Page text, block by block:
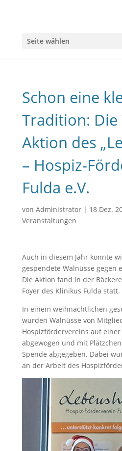
Seite wählen
Schon eine
Tradition: Die
Aktion des
– Hospiz-
Fulda e.V.
von Administrator| 18 Dez.
Veranstaltungen
Auch in diesem Jahr konnte
gespendete Walnüsse gegen
Die Aktion fand in der
Foyer des Klinikus Fulda statt.
In einem weihnachtlichen
wurden Walnüsse von
Hospizfördervereins auf
abgewogen und mit
Spende abgegeben. Dabei
an der Arbeit des